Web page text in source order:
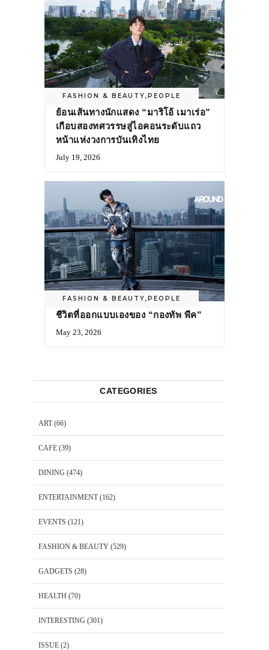
FASHION & BEAUTY,PEOPLE
ย้อนเส้นทางนักแสดง “มาริโอ้ เมาเร่อ”
เกือบสองทศวรรษสู่ไอคอนระดับแถว
หน้าแห่งวงการบันเทิงไทย
July 19, 2026
FASHION & BEAUTY,PEOPLE
ชีวิตที่ออกแบบเองของ “กองทัพ พีค”
May 23, 2026
CATEGORIES
ART(66)
CAFE (39)
DINING (474)
ENTERTAINMENT(162)
EVENTS (121)
FASHION & BEAUTY (529)
GADGETS (28)
HEALTH (70)
INTERESTING (301)
ISSUE (2)